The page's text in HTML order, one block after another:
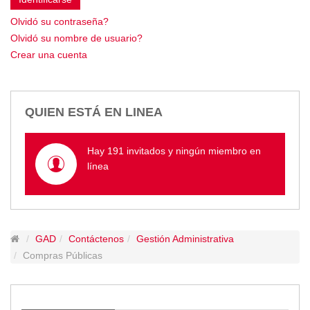
Olvidó su contraseña?
Olvidó su nombre de usuario?
Crear una cuenta
QUIEN ESTÁ EN LINEA
Hay 191 invitados y ningún miembro en
línea
GAD Contáctenos
Gestión Administrativa
Compras Públicas
Empresa Pública de Vivienda
Biblioteca
P.A.C. - P.O.A.
Ordenanzas/Resoluciones
Cumplimiento LOTAIP
Concurso de Méritos
Concursos 2016
Servicio
Mail